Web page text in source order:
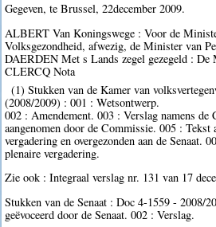
Gegeven, te Brussel, 22december 2009.
ALBERT Van Koningswege : Voor de
Volksgezondheid, afwezig, de Minister van
DAERDEN Met s Lands zegel gezegeld :
CLERCQ Nota
(1) Stukken van de Kamer van
(2008/2009) : 001 : Wetsontwerp.
002 : Amendement. 003 : Verslag namens
aangenomen door de Commissie. 005 : Tekst
vergadering en overgezonden aan de Senaat.
plenaire vergadering.
Zie ook : Integraal verslag nr. 131 van 17
Stukken van de Senaat : Doc 4-1559 - 2008/
geëvoceerd door de Senaat. 002 : Verslag.